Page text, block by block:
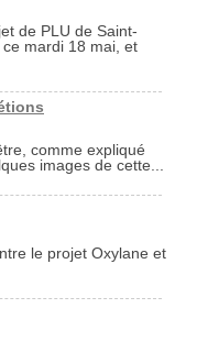
de PLU de Saint-
mardi 18 mai, et
comme expliqué
images de cette...
le projet Oxylane et